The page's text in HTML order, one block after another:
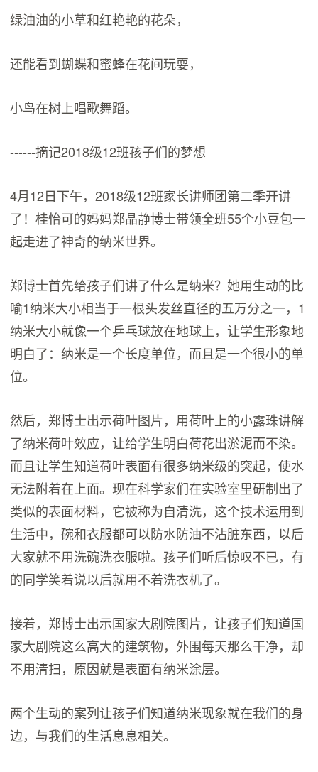
绿油油的小草和红艳艳的花朵，
还能看到蝴蝶和蜜蜂在花间玩耍，
小鸟在树上唱歌舞蹈。
------摘记2018级12班孩子们的梦想
4月12日下午，2018级12班家长讲师团第二季开讲
了！桂怡可的妈妈郑晶静博士带领全班55个小豆包一
起走进了神奇的纳米世界。
郑博士首先给孩子们讲了什么是纳米？她用生动的比
喻1纳米大小相当于一根头发丝直径的五万分之一，1
纳米大小就像一个乒乓球放在地球上，让学生形象地
明白了：纳米是一个长度单位，而且是一个很小的单
位。
然后，郑博士出示荷叶图片，用荷叶上的小露珠讲解
了纳米荷叶效应，让给学生明白荷花出淤泥而不染。
而且让学生知道荷叶表面有很多纳米级的突起，使水
无法附着在上面。现在科学家们在实验室里研制出了
类似的表面材料，它被称为自清洗，这个技术运用到
生活中，碗和衣服都可以防水防油不沾脏东西，以后
大家就不用洗碗洗衣服啦。孩子们听后惊叹不已，有
的同学笑着说以后就用不着洗衣机了。
接着，郑博士出示国家大剧院图片，让孩子们知道国
家大剧院这么高大的建筑物，外围每天那么干净，却
不用清扫，原因就是表面有纳米涂层。
两个生动的案列让孩子们知道纳米现象就在我们的身
边，与我们的生活息息相关。